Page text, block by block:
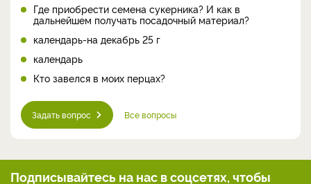
Где приобрести семена сукерника? И как в
дальнейшем получать посадочный материал?
календарь-на декабрь 25 г
календарь
Кто завелся в моих перцах?
Задать вопрос Все вопросы
Подписывайтесь на нас в соцсетях, чтобы